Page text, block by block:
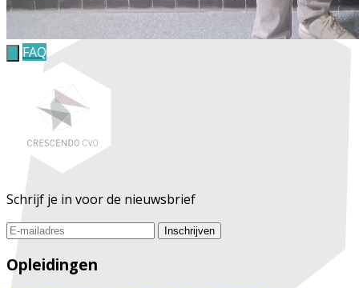
FAQ
Schrijf je in voor de nieuwsbrief
Inschrijven
Opleidingen